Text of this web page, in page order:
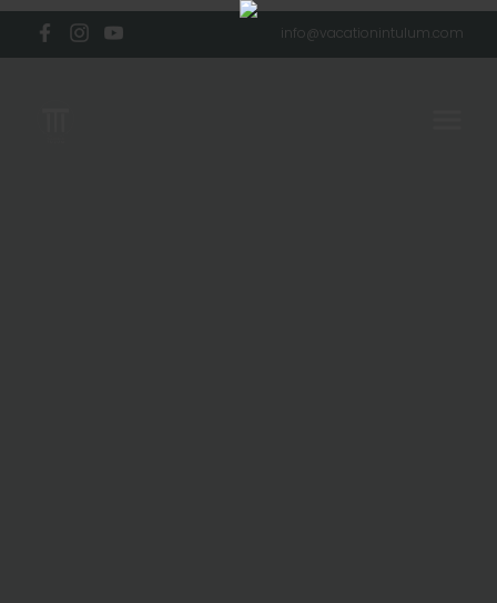
info@vacationintulum.com